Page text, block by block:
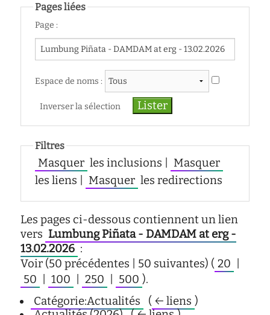
contact
d'écoute
service
social
safesa
tutorat
Pages liées
Page :
Espace de noms :
Inverser la sélection
Filtres
Masquer les inclusions |
Masquer
les liens |
Masquer les redirections
Les pages ci-dessous contiennent un lien
vers Lumbung Piñata - DAMDAM at erg -
13.02.2026 :
Voir (50 précédentes | 50 suivantes) ( 20
50
100 250 500 ).
Catégorie:Actualités
( ← liens )